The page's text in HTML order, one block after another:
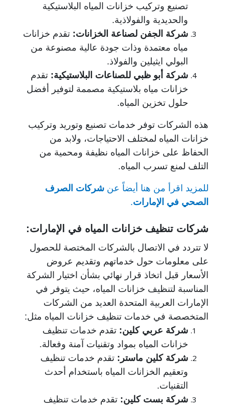
تصنيع وتركيب خزانات المياه البلاستيكية
والحديدية والفولاذية.
شركة الجفن لصناعة الخزانات: تقدم خزانات
مياه معتمدة وذات جودة عالية مصنوعة من
البولي ايثيلين والفولاذ.
شركة أبو ظبي للصناعات البلاستيكية: تقدم
خزانات مياه بلاستيكية مصممة لتوفير أفضل
حلول تخزين المياه.
هذه الشركات توفر خدمات تصنيع وتوريد وتركيب
خزانات المياه لمختلف الاحتياجات، ولابد من
الحفاظ على خزانات المياه نظيفة ومحمية من
التلف لمنع تسرب المياه.
للمزيد اقرأ من هنا أيضاً عن شركات الصرف
الصحي في الإمارات.
شركات تنظيف خزانات المياه في الإمارات:
لا تتردد في الاتصال بالشركات المختصة للحصول
على معلومات حول خدماتهم وتقديم عروض
الأسعار قبل اتخاذ قرار نهائي بشأن اختيار الشركة
المناسبة لتنظيف خزانات المياه، حيث يتوفر في
الإمارات العربية المتحدة العديد من الشركات
المتخصصة في خدمات تنظيف خزانات المياه مثل:
شركة عربي كلين: تقدم خدمات تنظيف
خزانات المياه بمواد وتقنيات آمنة وفعالة.
شركة كلين ماستر : تقدم خدمات تنظيف
وتعقيم الخزانات المياه باستخدام أحدث
التقنيات.
شركة بست كلين: تقدم خدمات تنظيف